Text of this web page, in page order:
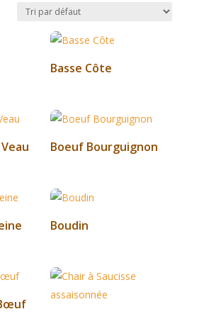
Basse Côte
Boeuf Bourguignon
Boudin